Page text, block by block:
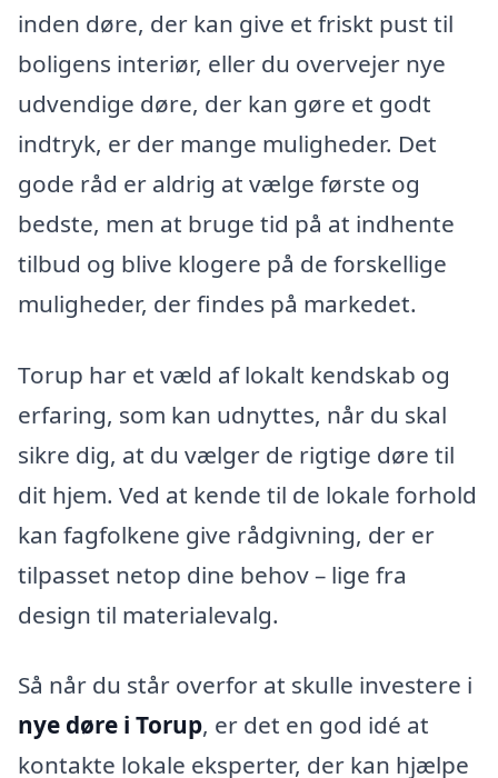
inden døre, der kan give et friskt pust til
boligens interiør, eller du overvejer nye
udvendige døre, der kan gøre et godt
indtryk, er der mange muligheder. Det
gode råd er aldrig at vælge første og
bedste, men at bruge tid på at indhente
tilbud og blive klogere på de forskellige
muligheder, der findes på markedet.
Torup har et væld af lokalt kendskab og
erfaring, som kan udnyttes, når du skal
sikre dig, at du vælger de rigtige døre til
dit hjem. Ved at kende til de lokale forhold
kan fagfolkene give rådgivning, der er
tilpasset netop dine behov – lige fra
design til materialevalg.
Så når du står overfor at skulle investere i
nye døre i Torup, er det en god idé at
kontakte lokale eksperter, der kan hjælpe